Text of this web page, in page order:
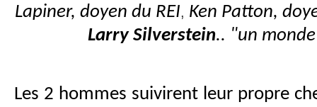
Lapiner, doyen du REI, Ken Patton,
Larry Silverstein.. "un
Les 2 hommes suivirent leur propre